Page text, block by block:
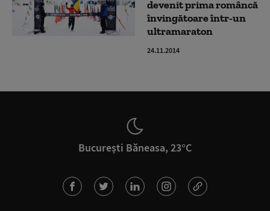
devenit prima româncă
învingătoare într-un
ultramaraton
24.11.2014
București Băneasa, 23°C